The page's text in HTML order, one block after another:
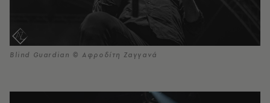
Blind Guardian © Αφροδίτη Ζαγγανά